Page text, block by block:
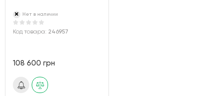
Нет в наличии
Код товара: 246957
108 600 грн